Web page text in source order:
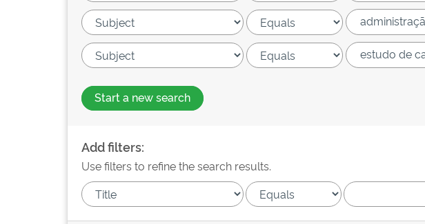
Start a new search
Add filters:
Use filters to refine the search results.